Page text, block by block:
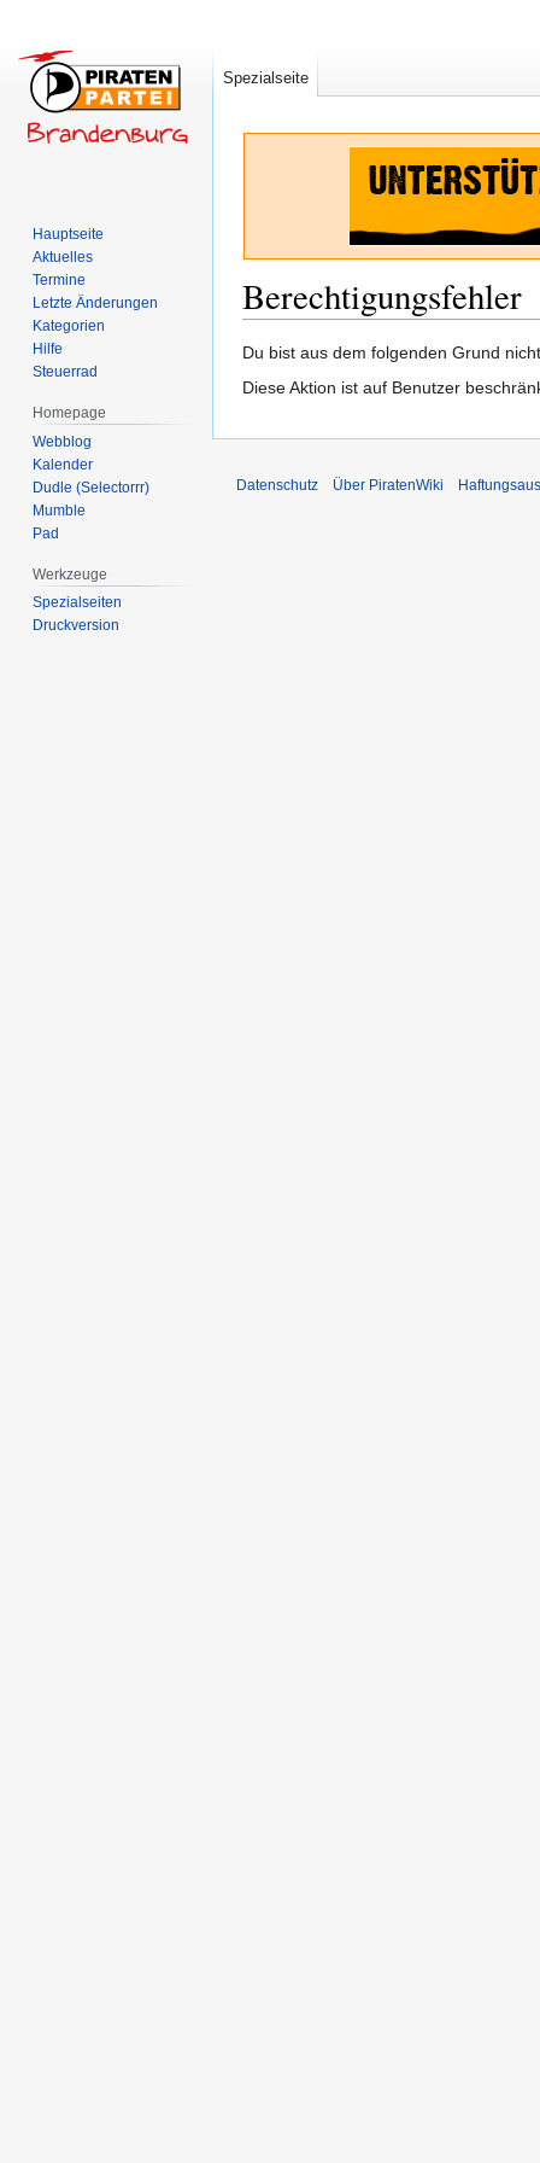
Berechtigungsfehler
Zur
Navigation
Zur
Suche
Du bist aus dem folgenden Grund
Diese Aktion ist auf Benutzer
Spezialseite
Hauptseite
Aktuelles
Termine
Letzte Änderungen
Kategorien
Hilfe
Steuerrad
Homepage
Webblog
Kalender
Dudle (Selectorrr)
Mumble
Pad
Werkzeuge
Spezialseiten
Druckversion
Datenschutz Über PiratenWiki